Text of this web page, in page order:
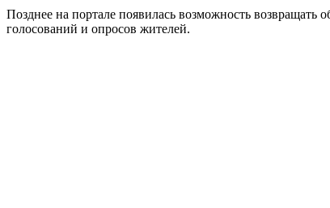
Позднее на портале появилась возможность возвращать
голосований и опросов жителей.